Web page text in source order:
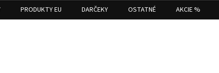
PRODUKTY EU DARČEKY OSTATNÉ AKCIE %